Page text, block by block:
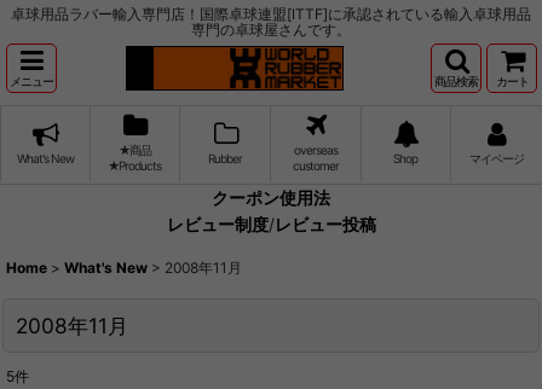
卓球用品ラバー輸入専門店！国際卓球連盟[ITTF]に承認されている輸入卓球用品
専門の卓球屋さんです。
メニュー 商品検索 カート
What's New
★商品
★Products
Rubber
overseas
customer
Shop マイページ
クーポン使用法
レビュー制度/レビュー投稿
Home > What's New > 2008年11月
2008年11月
5件